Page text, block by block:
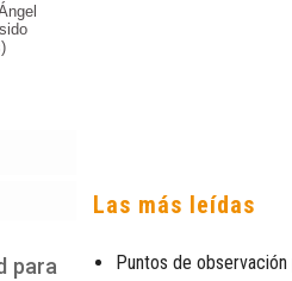
para
Las más leídas
Puntos de